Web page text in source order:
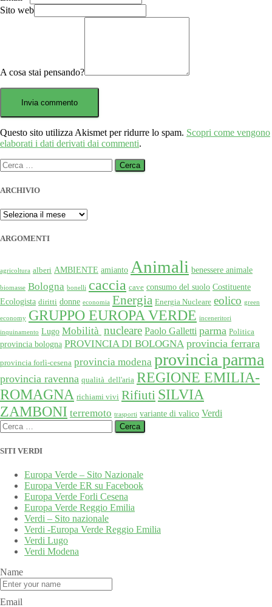
Sito web
A cosa stai pensando?
Questo sito utilizza Akismet per ridurre lo spam. Scopri come vengono
elaborati i dati derivati dai commenti.
Ricerca
per:
ARCHIVIO
ARCHIVIO
ARGOMENTI
agricoltura alberi AMBIENTE amianto Animali benessere animale
biomasse Bologna bonelli caccia cave consumo del suolo Costituente
Ecologista diritti donne economia Energia Energia Nucleare eolico green
economy GRUPPO EUROPA VERDE inceneritori
inquinamento Lugo Mobilità nucleare Paolo Galletti parma Politica
provincia bologna PROVINCIA DI BOLOGNA provincia ferrara
provincia forlì-cesena provincia modena provincia parma
provincia ravenna qualità dell'aria REGIONE EMILIA-
ROMAGNA richiami vivi Rifiuti SILVIA
ZAMBONI terremoto trasporti variante di valico Verdi
Ricerca
per:
SITI VERDI
Europa Verde – Sito Nazionale
Europa Verde ER su Facebook
Europa Verde Forli Cesena
Europa Verde Reggio Emilia
Verdi – Sito nazionale
Verdi -Europa Verde Reggio Emilia
Verdi Lugo
Verdi Modena
Name
Email